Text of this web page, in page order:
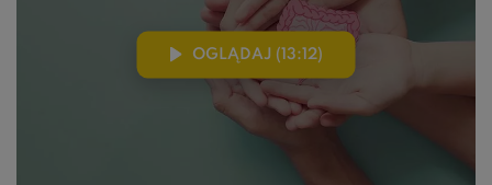
OGLĄDAJ (13:12)